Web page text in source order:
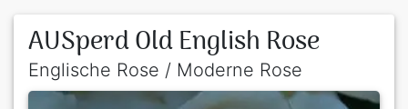
AUSperd Old English Rose
Englische Rose / Moderne Rose